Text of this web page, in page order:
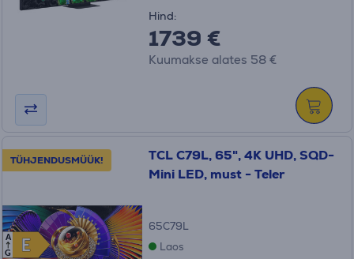
Hind:
1739 €
Kuumakse alates 58 €
TÜHJENDUSMÜÜK!
E
E
A
G
TCL C79L, 65", 4K UHD, SQD-
Mini LED, must - Teler
65C79L
Laos